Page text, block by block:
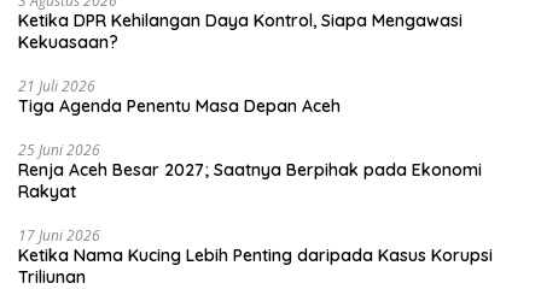
Ketika DPR Kehilangan Daya Kontrol, Siapa Mengawasi
Kekuasaan?
21 Juli 2026
Tiga Agenda Penentu Masa Depan Aceh
25 Juni 2026
Renja Aceh Besar 2027; Saatnya Berpihak pada Ekonomi
Rakyat
17 Juni 2026
Ketika Nama Kucing Lebih Penting daripada Kasus Korupsi
Triliunan